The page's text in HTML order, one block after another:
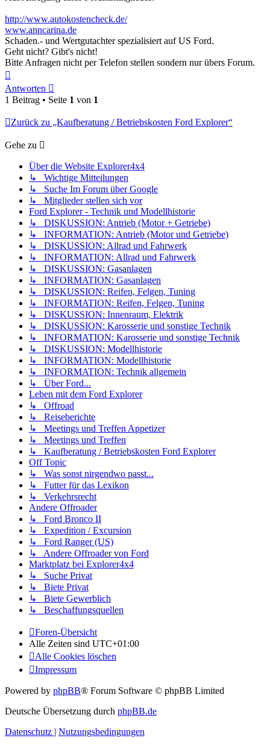
http://www.autokostencheck.de/
www.anncarina.de
Schaden.- und Wertgutachter spezialisiert auf US Ford.
Geht nicht? Gibt's nicht!
Bitte Anfragen nicht per Telefon stellen sondern nur übers Forum.
oben
Antworten
1 Beitrag • Seite 1 von 1
Zurück zu „Kaufberatung / Betriebskosten Ford Explorer“
Gehe zu
Über die Website Explorer4x4
↳ Wichtige Mitteilungen
↳ Suche Im Forum über Google
↳ Mitglieder stellen sich vor
Ford Explorer - Technik und Modellhistorie
↳ DISKUSSION: Antrieb (Motor + Getriebe)
↳ INFORMATION: Antrieb (Motor und Getriebe)
↳ DISKUSSION: Allrad und Fahrwerk
↳ INFORMATION: Allrad und Fahrwerk
↳ DISKUSSION: Gasanlagen
↳ INFORMATION: Gasanlagen
↳ DISKUSSION: Reifen, Felgen, Tuning
↳ INFORMATION: Reifen, Felgen, Tuning
↳ DISKUSSION: Innenraum, Elektrik
↳ DISKUSSION: Karosserie und sonstige Technik
↳ INFORMATION: Karosserie und sonstige Technik
↳ DISKUSSION: Modellhistorie
↳ INFORMATION: Modellhistorie
↳ INFORMATION: Technik allgemein
↳ Über Ford...
Leben mit dem Ford Explorer
↳ Offroad
↳ Reiseberichte
↳ Meetings und Treffen Appetizer
↳ Meetings und Treffen
↳ Kaufberatung / Betriebskosten Ford Explorer
Off Topic
↳ Was sonst nirgendwo passt...
↳ Futter für das Lexikon
↳ Verkehrsrecht
Andere Offroader
↳ Ford Bronco II
↳ Expedition / Excursion
↳ Ford Ranger (US)
↳ Andere Offroader von Ford
Marktplatz bei Explorer4x4
↳ Suche Privat
↳ Biete Privat
↳ Biete Gewerblich
↳ Beschaffungsquellen
Foren-Übersicht
Alle Zeiten sind UTC+01:00
Alle Cookies löschen
Impressum
Powered by phpBB® Forum Software © phpBB Limited
Deutsche Übersetzung durch phpBB.de
Datenschutz | Nutzungsbedingungen